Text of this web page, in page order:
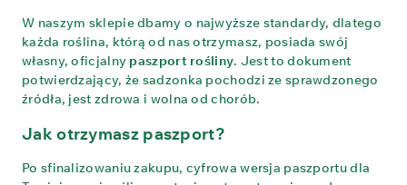
W naszym sklepie dbamy o najwyższe standardy, dlatego
każda roślina, którą od nas otrzymasz, posiada swój
własny, oficjalny paszport rośliny. Jest to dokument
potwierdzający, że sadzonka pochodzi ze sprawdzonego
źródła, jest zdrowa i wolna od chorób.
Jak otrzymasz paszport?
Po sfinalizowaniu zakupu, cyfrowa wersja paszportu dla